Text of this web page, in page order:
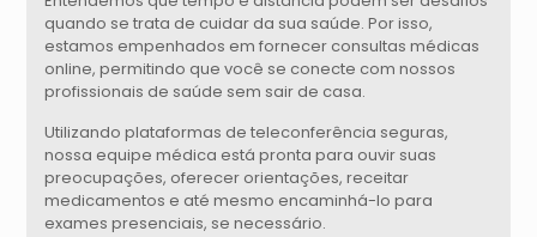
quando se trata de cuidar da sua saúde. Por isso,
estamos empenhados em fornecer consultas médicas
online, permitindo que você se conecte com nossos
profissionais de saúde sem sair de casa.
Utilizando plataformas de teleconferência seguras,
nossa equipe médica está pronta para ouvir suas
preocupações, oferecer orientações, receitar
medicamentos e até mesmo encaminhá-lo para
exames presenciais, se necessário.